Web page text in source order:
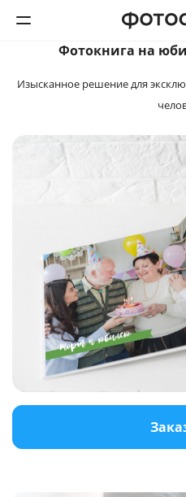
Печать фото
Календари
Фотоподарки
Багетная мастерская
Полиграфия
Фотокнига на
Изысканное решение для